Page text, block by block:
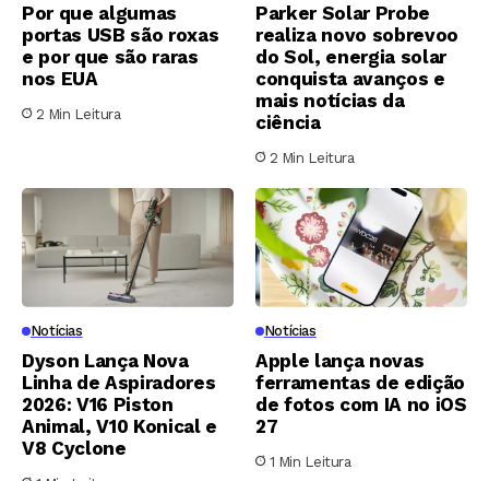
Por que algumas
portas USB são roxas
e por que são raras
nos EUA
2 Min Leitura
Parker Solar Probe
realiza novo sobrevoo
do Sol, energia solar
conquista avanços e
mais notícias da
ciência
2 Min Leitura
Notícias
Dyson Lança Nova
Linha de Aspiradores
2026: V16 Piston
Animal, V10 Konical e
V8 Cyclone
Notícias
Apple lança novas
ferramentas de edição
de fotos com IA no iOS
27
1 Min Leitura